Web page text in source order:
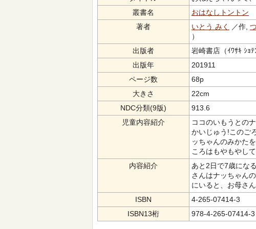
叢書名
おはなしトントン
著者
いとう みく ／作,
）
出版者
岩崎書店（ｲﾜｻｷ ｼｮﾃﾝ
出版年
201911
ページ数
68p
大きさ
22cm
NDC分類(9版)
913.6
児童内容紹介
ココのいもうとの
かいじゅう!このご
ッちゃんのみかた
ころはもやもやし
内容紹介
あと2日で7歳にな
さんはナッちゃん
にいると、お母さ
ISBN
4-265-07414-3
ISBN13桁
978-4-265-07414-3